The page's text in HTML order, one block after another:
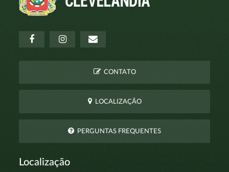
CONTATO
LOCALIZAÇÃO
PERGUNTAS FREQUENTES
Localização